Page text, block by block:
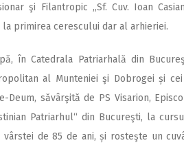
şi Filantropic ,,Sf. Cuv. Ioan
primirea cerescului dar al arhieriei.
în Catedrala Patriarhală din
al Munteniei şi Dobrogei și
Deum, săvârşită de PS Visarion,
Patriarhul“ din Bucureşti, la
de 85 de ani, și rosteşte un